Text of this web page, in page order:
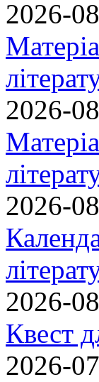
2026-
2026-
2026-
2026-
Квест
2026-